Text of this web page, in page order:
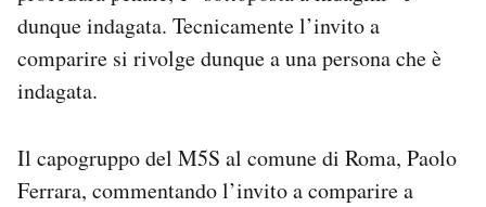
dunque indagata. Tecnicamente l’invito a
comparire si rivolge dunque a una persona che è
indagata.
Il capogruppo del M5S al comune di Roma, Paolo
Ferrara, commentando l’invito a comparire a